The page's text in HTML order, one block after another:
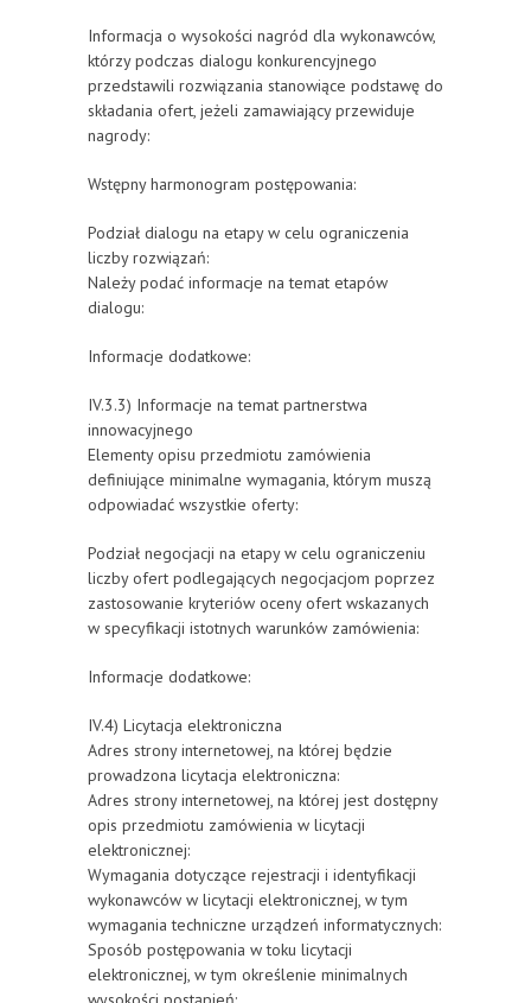
Informacja o wysokości nagród dla wykonawców,
którzy podczas dialogu konkurencyjnego
przedstawili rozwiązania stanowiące podstawę do
składania ofert, jeżeli zamawiający przewiduje
nagrody:
Wstępny harmonogram postępowania:
Podział dialogu na etapy w celu ograniczenia
liczby rozwiązań:
Należy podać informacje na temat etapów
dialogu:
Informacje dodatkowe:
IV.3.3) Informacje na temat partnerstwa
innowacyjnego
Elementy opisu przedmiotu zamówienia
definiujące minimalne wymagania, którym muszą
odpowiadać wszystkie oferty:
Podział negocjacji na etapy w celu ograniczeniu
liczby ofert podlegających negocjacjom poprzez
zastosowanie kryteriów oceny ofert wskazanych
w specyfikacji istotnych warunków zamówienia:
Informacje dodatkowe:
IV.4) Licytacja elektroniczna
Adres strony internetowej, na której będzie
prowadzona licytacja elektroniczna:
Adres strony internetowej, na której jest dostępny
opis przedmiotu zamówienia w licytacji
elektronicznej:
Wymagania dotyczące rejestracji i identyfikacji
wykonawców w licytacji elektronicznej, w tym
wymagania techniczne urządzeń informatycznych:
Sposób postępowania w toku licytacji
elektronicznej, w tym określenie minimalnych